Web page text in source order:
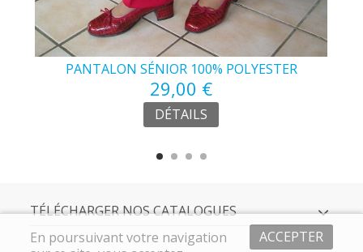
PANTALON SÉNIOR 100% POLYESTER
29,00 €
DÉTAILS
TÉLÉCHARGER NOS CATALOGUES
ACCEPTER
En poursuivant votre navigation